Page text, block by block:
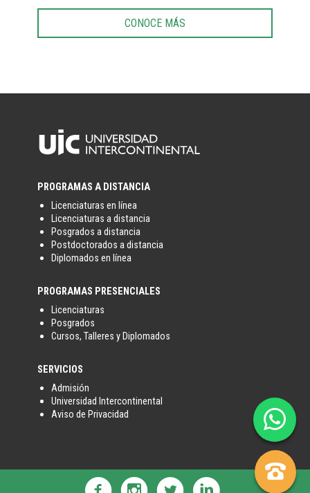
CONOCE MÁS
PROGRAMAS A DISTANCIA
Licenciaturas en línea
Licenciaturas a distancia
Posgrados a distancia
Postdoctorados a distancia
Diplomados en línea
PROGRAMAS PRESENCIALES
Licenciaturas
Posgrados
Cursos, Talleres y Diplomados
SERVICIOS
Admisión
Universidad Intercontinental
Aviso de Privacidad

